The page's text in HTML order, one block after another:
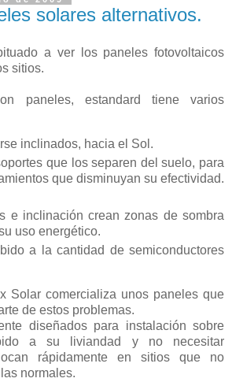
solares alternativos.
a ver los paneles fotovoltaicos
sitios.
paneles, estandard tiene varios
inclinados, hacia el Sol.
que los separen del suelo, para
que disminuyan su efectividad.
e inclinación crean zonas de sombra
uso energético.
a la cantidad de semiconductores
Solar comercializa unos paneles que
de estos problemas.
diseñados para instalación sobre
a su liviandad y no necesitar
rápidamente en sitios que no
normales.